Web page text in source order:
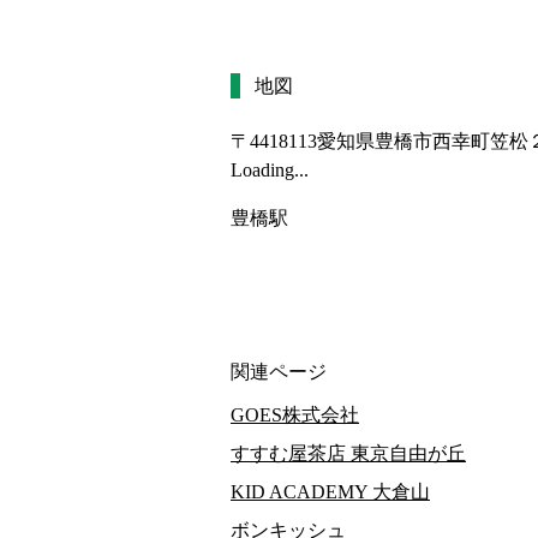
地図
〒4418113愛知県豊橋市西幸町笠松
Loading...
豊橋駅
関連ページ
GOES株式会社
すすむ屋茶店 東京自由が丘
KID ACADEMY 大倉山
ボンキッシュ